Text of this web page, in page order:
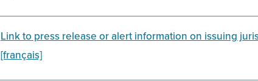
Link to press release or alert information on issuing
[français]